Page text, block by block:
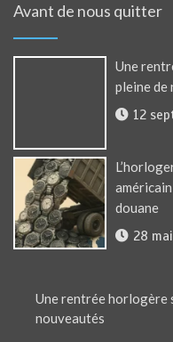
Avant de nous quitter
Une
pleine de
12
douane
28
Une rentrée horlogère
nouveautés